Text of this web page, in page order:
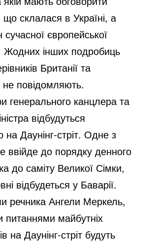
склалася в Україні, а
сучасної європейської
Жодних інших подробиць
Британії та
не повідомляють.
генерального канцлера та
відбудуться
на Даунінг-стріт. Одне з
ввійде до порядку денного
до саміту Великої Сімки,
відбудеться у Баварії.
речника Ангели Меркель,
питаннями майбутніх
на Даунінг-стріт будуть